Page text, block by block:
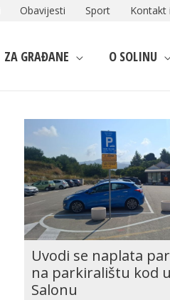
Obavijesti Sport Kontakt
ZA GRAĐANE O SOLINU
Uvodi se naplata
na parkiralištu kod
Salonu